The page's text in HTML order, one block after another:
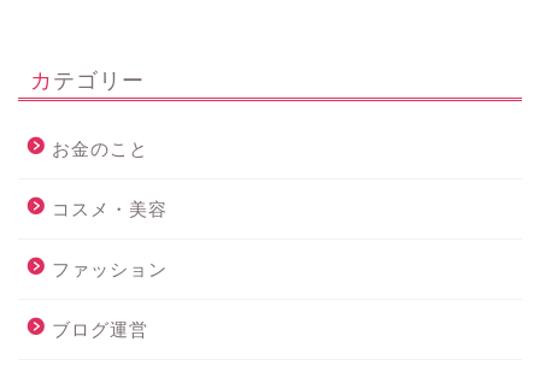
カテゴリー
お金のこと
コスメ・美容
ファッション
ブログ運営